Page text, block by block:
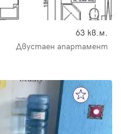
63 кв.м.
Двустаен апартамент